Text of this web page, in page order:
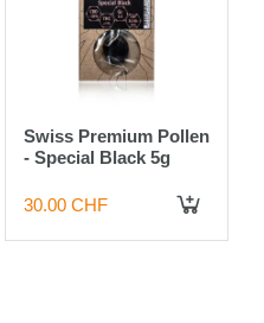
Swiss Premium Pollen
- Special Black 5g
30.00 CHF